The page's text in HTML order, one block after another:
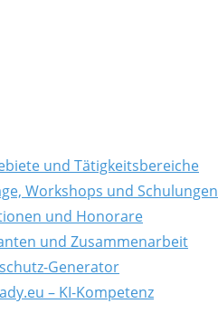
und Tätigkeitsbereiche
Workshops und Schulungen
und Honorare
und Zusammenarbeit
Generator
– KI-Kompetenz